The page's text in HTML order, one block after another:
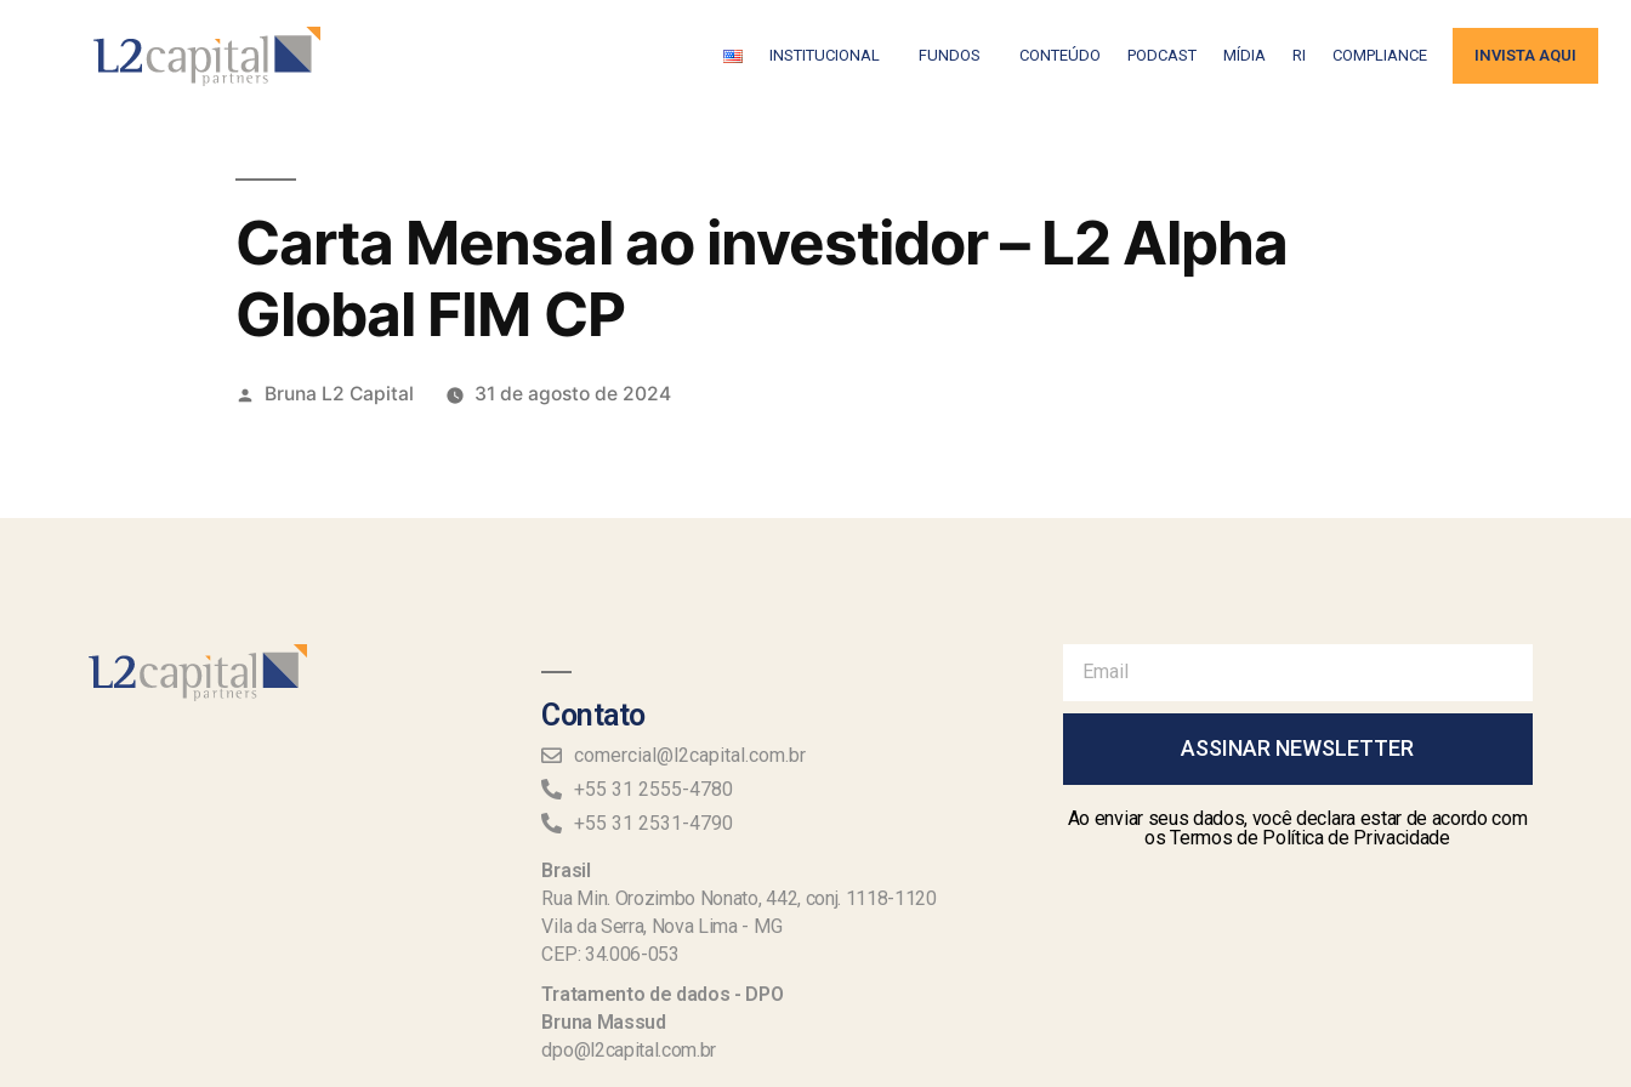
INSTITUCIONAL FUNDOS CONTEÚDO PODCAST MÍDIA RI COMPLIANCE INVISTA AQUI
Carta Mensal ao investidor – L2 Alpha
Global FIM CP
Bruna L2 Capital 31 de agosto de 2024
Contato
comercial@l2capital.com.br
+55 31 2555-4780
+55 31 2531-4790
Brasil
Rua Min. Orozimbo Nonato, 442, conj. 1118-1120
Vila da Serra, Nova Lima - MG
CEP: 34.006-053
Tratamento de dados - DPO
Bruna Massud
dpo@l2capital.com.br
ASSINAR NEWSLETTER
Ao enviar seus dados, você declara estar de acordo com
os Termos de Política de Privacidade